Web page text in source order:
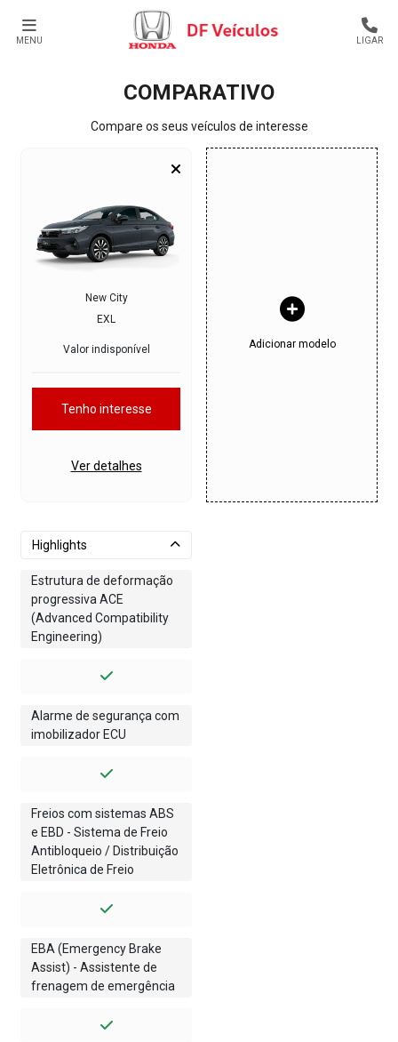
MENU LIGAR
COMPARATIVO
Compare os seus veículos de interesse
New City
EXL
Valor indisponível
Tenho interesse
Ver detalhes
Adicionar modelo
Highlights
Estrutura de deformação
progressiva ACE
(Advanced Compatibility
Engineering)
Alarme de segurança com
imobilizador ECU
Freios com sistemas ABS
e EBD - Sistema de Freio
Antibloqueio / Distribuição
Eletrônica de Freio
EBA (Emergency Brake
Assist) - Assistente de
frenagem de emergência